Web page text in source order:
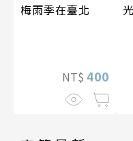
梅雨季在臺北
NT$ 400